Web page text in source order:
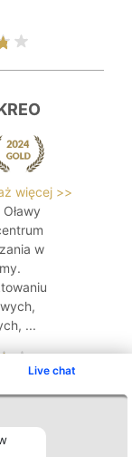
Live chat
więcej >>
w
...